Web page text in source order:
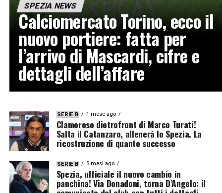
SPEZIA NEWS
Calciomercato Torino, ecco il
nuovo portiere: fatta per
l’arrivo di Mascardi, cifre e
dettagli dell’affare
SERIE B 1 mese ago
Clamoroso dietrofront di Marco Turati!
Salta il Catanzaro, allenerà lo Spezia. La
ricostruzione di quanto successo
SERIE B 5 mesi ago
Spezia, ufficiale il nuovo cambio in
panchina! Via Donadoni, torna D’Angelo: il